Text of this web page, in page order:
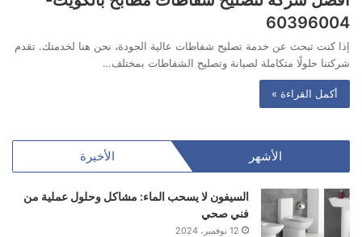
60396004
إذا كنت تبحث عن خدمة تصليح شفاطات عالية الجودة، نحن هنا لخدمتك. تقدم
شركتنا حلولًا متكاملة لصيانة وتصليح الشفاطات بمختلف…
أكمل القراءة »
الأشهر الأخيرة
السيفون لا يسحب الماء: مشاكل وحلول عملية من
فني صحي
12 نوفمبر، 2024